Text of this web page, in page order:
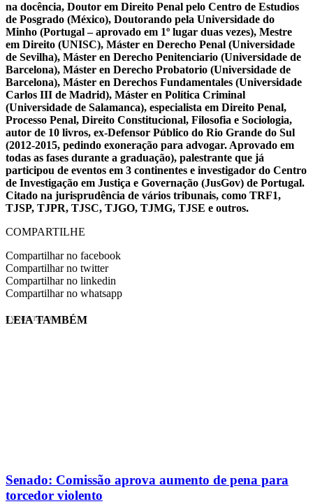
na docência, Doutor em Direito Penal pelo Centro de Estudios
de Posgrado (México), Doutorando pela Universidade do
Minho (Portugal – aprovado em 1º lugar duas vezes), Mestre
em Direito (UNISC), Máster en Derecho Penal (Universidade
de Sevilha), Máster en Derecho Penitenciario (Universidade de
Barcelona), Máster en Derecho Probatorio (Universidade de
Barcelona), Máster en Derechos Fundamentales (Universidade
Carlos III de Madrid), Máster en Política Criminal
(Universidade de Salamanca), especialista em Direito Penal,
Processo Penal, Direito Constitucional, Filosofia e Sociologia,
autor de 10 livros, ex-Defensor Público do Rio Grande do Sul
(2012-2015, pedindo exoneração para advogar. Aprovado em
todas as fases durante a graduação), palestrante que já
participou de eventos em 3 continentes e investigador do Centro
de Investigação em Justiça e Governação (JusGov) de Portugal.
Citado na jurisprudência de vários tribunais, como TRF1,
TJSP, TJPR, TJSC, TJGO, TJMG, TJSE e outros.
COMPARTILHE
Compartilhar no facebook
Compartilhar no twitter
Compartilhar no linkedin
Compartilhar no whatsapp
EVINIS TALON
LEIA TAMBÉM
Senado: Comissão aprova aumento de pena para
torcedor violento